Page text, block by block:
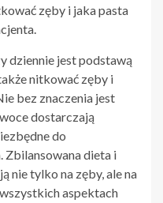
zęby i jaka pasta
dziennie jest podstawą
nitkować zęby i
bez znaczenia jest
dostarczają
do
Zbilansowana dieta i
nie tylko na zęby, ale na
aspektach